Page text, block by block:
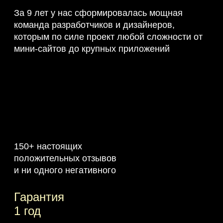
За 9 лет у нас сформировалась мощная
команда разработчиков и дизайнеров,
которым по силе проект любой сложности от
мини-сайтов до крупных приложений
150+ настоящих
положительных отзывов
и ни одного негативного
Гарантия
1 год